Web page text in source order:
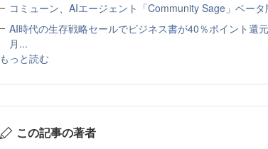
コミューン、AIエージェント「Community Sage」ベータ
AI時代の生存戦略セールでビジネス書が40％ポイント
月...
もっと読む
この記事の著者